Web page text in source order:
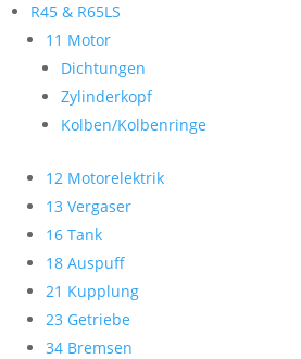
R45 & R65LS
11 Motor
Dichtungen
Zylinderkopf
Kolben/Kolbenringe
12 Motorelektrik
13 Vergaser
16 Tank
18 Auspuff
21 Kupplung
23 Getriebe
34 Bremsen